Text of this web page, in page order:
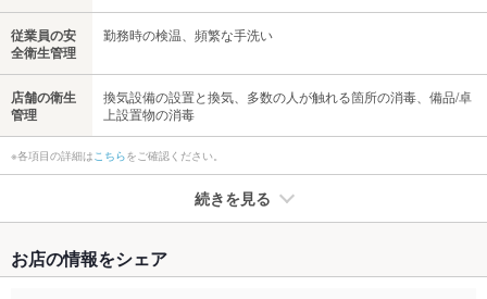
従業員の安
全衛生管理
勤務時の検温、頻繁な手洗い
店舗の衛生
管理
換気設備の設置と換気、多数の人が触れる箇所の消毒、備品/卓
上設置物の消毒
※各項目の詳細は こちらをご確認ください。
続きを見る
禁煙・喫煙 全席禁煙
お店の情報をシェア